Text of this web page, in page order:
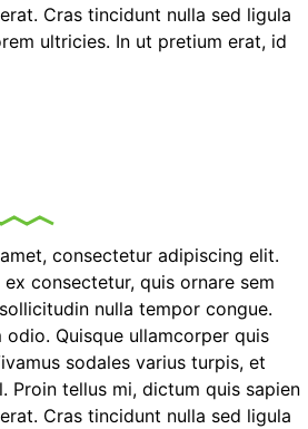
Cras tincidunt nulla sed ligula
ultricies. In ut pretium erat, id
consectetur adipiscing elit.
consectetur, quis ornare sem
nulla tempor congue.
odio. Quisque ullamcorper quis
sodales varius turpis, et
Proin tellus mi, dictum quis sapien
Cras tincidunt nulla sed ligula